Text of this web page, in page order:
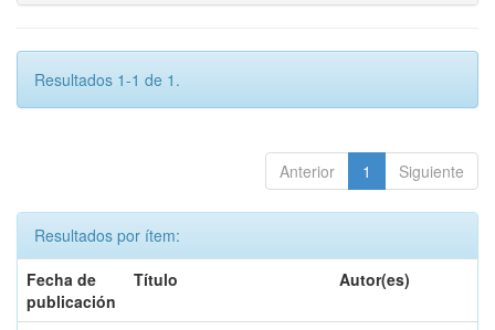
Resultados 1-1 de 1.
Anterior 1 Siguiente
Resultados por ítem:
Fecha de
publicación
Título Autor(es)